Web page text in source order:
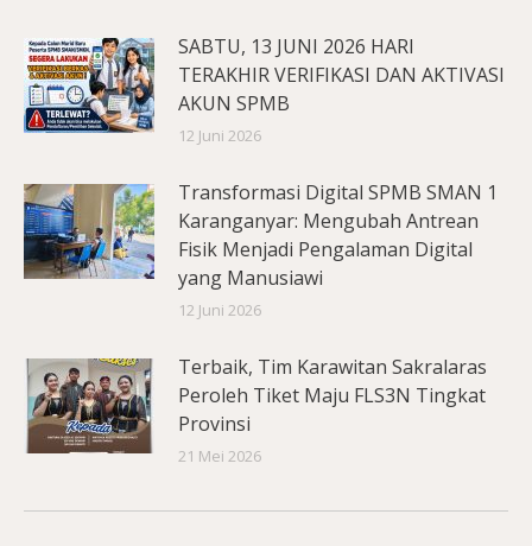
SABTU, 13 JUNI 2026 HARI
TERAKHIR VERIFIKASI DAN AKTIVASI
AKUN SPMB
12 Juni 2026
Transformasi Digital SPMB SMAN 1
Karanganyar: Mengubah Antrean
Fisik Menjadi Pengalaman Digital
yang Manusiawi
12 Juni 2026
Terbaik, Tim Karawitan Sakralaras
Peroleh Tiket Maju FLS3N Tingkat
Provinsi
21 Mei 2026